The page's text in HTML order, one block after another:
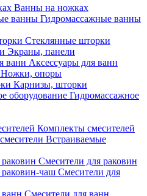
Ванны на ножках
Гидромассажные ванны
Стеклянные шторки
Экраны, панели
Аксессуары для ванн
Ножки, опоры
Карнизы, шторки
Гидромассажное
Комплекты смесителей
Встраиваемые
Смесители для раковин
Смесители для
Смесители для ванн